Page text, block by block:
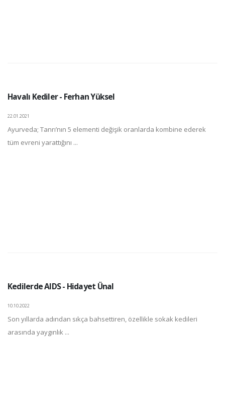
Havalı Kediler - Ferhan Yüksel
22.01.2021
Ayurveda; Tanrı’nın 5 elementi değişik oranlarda kombine ederek
tüm evreni yarattığını ...
Kedilerde AIDS - Hidayet Ünal
10.10.2022
Son yıllarda adından sıkça bahsettiren, özellikle sokak kedileri
arasında yaygınlık ...